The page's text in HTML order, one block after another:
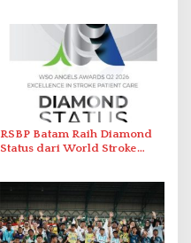
RSBP Batam Raih Diamond
Status dari World Stroke
Berstandar Internasional